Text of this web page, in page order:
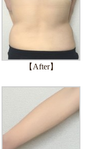
【After】